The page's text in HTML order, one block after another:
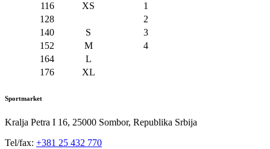
116
XS
1
128
2
140
S
3
152
M
4
164
L
176
XL
Sportmarket
Kralja Petra I 16, 25000 Sombor, Republika Srbija
Tel/fax: +381 25 432 770